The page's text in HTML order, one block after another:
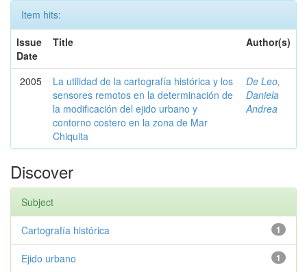
Item hits:
Issue
Date
Title Author(s)
2005
La utilidad de la cartografía histórica y los
sensores remotos en la determinación de
la modificación del ejido urbano y
contorno costero en la zona de Mar
Chiquita
De Leo,
Daniela
Andrea
Discover
Subject
1
Cartografía histórica
1
Ejido urbano